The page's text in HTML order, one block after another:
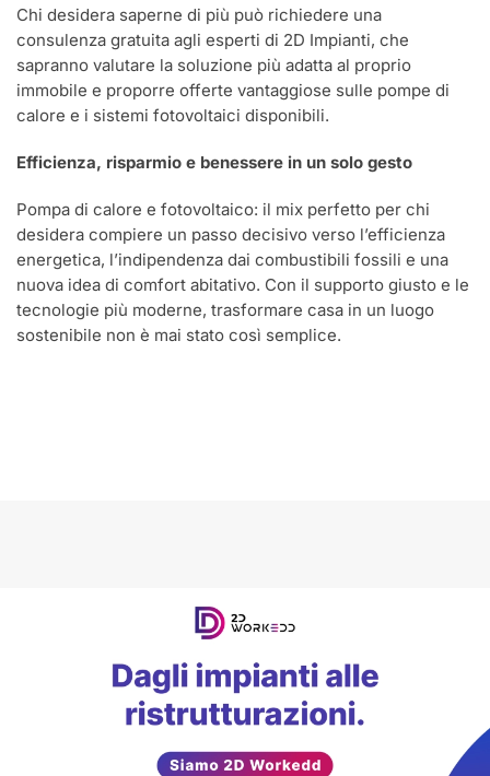
Chi desidera saperne di più può richiedere una
consulenza gratuita agli esperti di 2D Impianti, che
sapranno valutare la soluzione più adatta al proprio
immobile e proporre offerte vantaggiose sulle pompe di
calore e i sistemi fotovoltaici disponibili.
Efficienza, risparmio e benessere in un solo gesto
Pompa di calore e fotovoltaico: il mix perfetto per chi
desidera compiere un passo decisivo verso l’efficienza
energetica, l’indipendenza dai combustibili fossili e una
nuova idea di comfort abitativo. Con il supporto giusto e le
tecnologie più moderne, trasformare casa in un luogo
sostenibile non è mai stato così semplice.